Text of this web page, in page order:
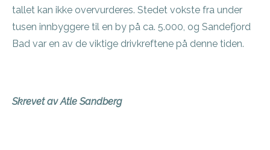
tallet kan ikke overvurderes. Stedet vokste fra under
tusen innbyggere til en by på ca. 5.000, og Sandefjord
Bad var en av de viktige drivkreftene på denne tiden.
Skrevet av Atle Sandberg